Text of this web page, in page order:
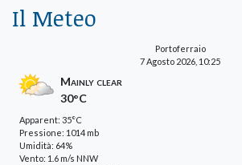
Il Meteo
Portoferraio
7 Agosto 2026, 10:25
Mainly clear
30°C
Apparent: 35°C
Pressione: 1014 mb
Umidità: 64%
Vento: 1.6 m/s NNW